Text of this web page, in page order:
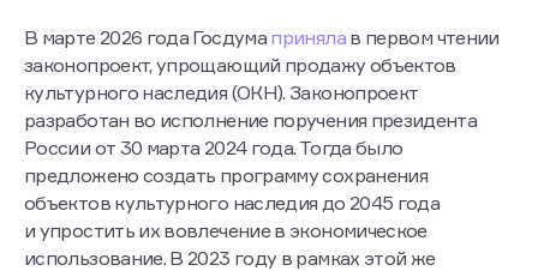
В марте 2026 года Госдума принялав первом чтении
законопроект, упрощающий продажу объектов
культурного наследия (ОКН). Законопроект
разработан во исполнение поручения президента
России от 30 марта 2024 года. Тогда было
предложено создать программу сохранения
объектов культурного наследия до 2045 года
и упростить их вовлечение в экономическое
использование. В 2023 году в рамках этой же